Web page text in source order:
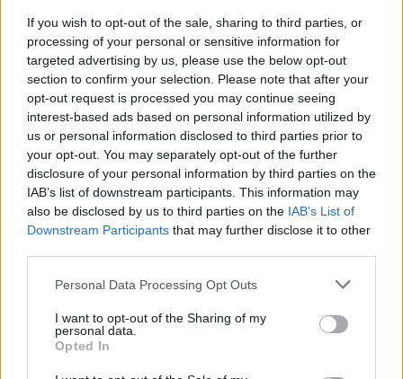
If you wish to opt-out of the sale, sharing to third parties, or
processing of your personal or sensitive information for
targeted advertising by us, please use the below opt-out
section to confirm your selection. Please note that after your
opt-out request is processed you may continue seeing
interest-based ads based on personal information utilized by
us or personal information disclosed to third parties prior to
your opt-out. You may separately opt-out of the further
disclosure of your personal information by third parties on the
IAB’s list of downstream participants. This information may
also be disclosed by us to third parties on the IAB’s List of
Downstream Participants that may further disclose it to other
Personal Data Processing Opt Outs
I want to opt-out of the Sharing of my
personal data.
Opted In